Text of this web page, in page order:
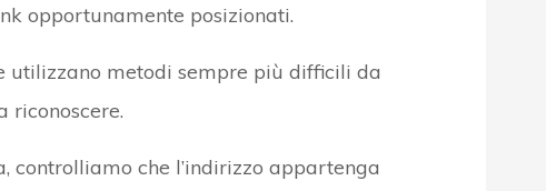
opportunamente posizionati.
utilizzano metodi sempre più difficili da
riconoscere.
controlliamo che l’indirizzo appartenga